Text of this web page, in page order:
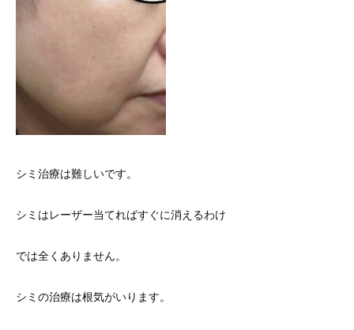
シミ治療は難しいです。
シミはレーザー当てればすぐに消えるわけ
では全くありません。
シミの治療は根気がいります。